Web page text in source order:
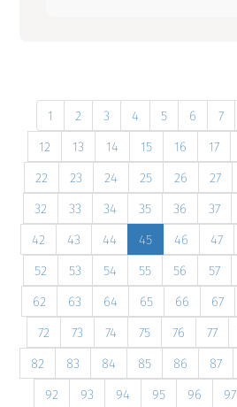
1 2 3 4 5 6 7
12
13 14 15 16 17
22
23 24 25 26 27
32
33 34 35 36 37
42
43 44 45 46 47
52
53 54 55 56 57
62
63 64 65 66 67
72
73 74 75 76 77
82
83 84 85 86 87
92
93 94 95 96 97